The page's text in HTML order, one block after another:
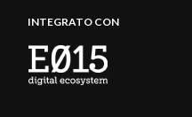
INTEGRATO CON